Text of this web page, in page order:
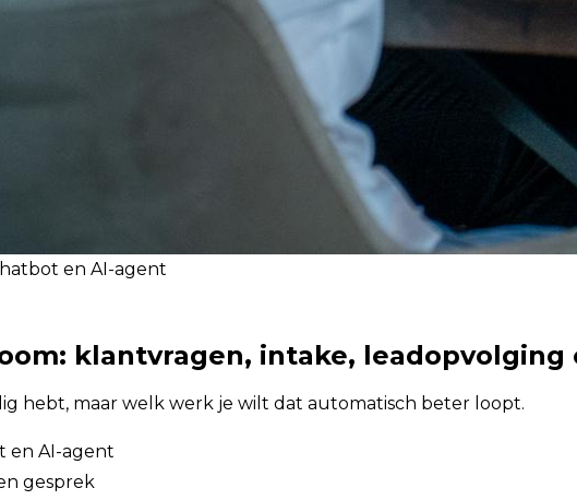
en AI-agent
klantvragen, intake,
hebt, maar welk werk je wilt dat automatisch beter loopt.
en AI-agent
gesprek